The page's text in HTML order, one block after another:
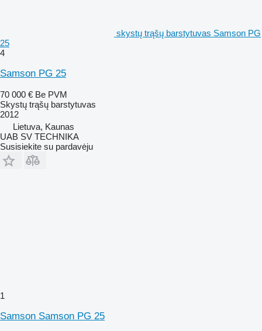
skystų trąšų barstytuvas Samson PG
25
4
Samson PG 25
70 000 € Be PVM
Skystų trąšų barstytuvas
2012
Lietuva, Kaunas
UAB SV TECHNIKA
Susisiekite su pardavėju
1
Samson Samson PG 25